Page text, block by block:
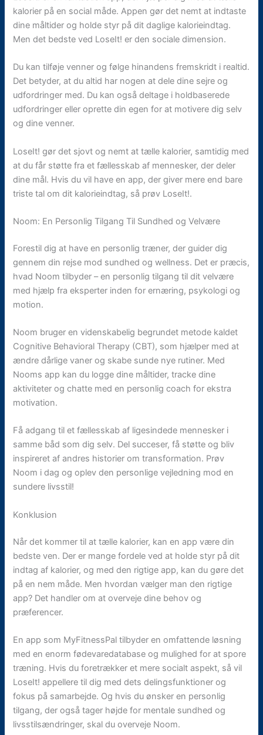
kalorier på en social måde. Appen gør det nemt at indtaste
dine måltider og holde styr på dit daglige kalorieindtag.
Men det bedste ved LoseIt! er den sociale dimension.
Du kan tilføje venner og følge hinandens fremskridt i realtid.
Det betyder, at du altid har nogen at dele dine sejre og
udfordringer med. Du kan også deltage i holdbaserede
udfordringer eller oprette din egen for at motivere dig selv
og dine venner.
LoseIt! gør det sjovt og nemt at tælle kalorier, samtidig med
at du får støtte fra et fællesskab af mennesker, der deler
dine mål. Hvis du vil have en app, der giver mere end bare
triste tal om dit kalorieindtag, så prøv LoseIt!.
Noom: En Personlig Tilgang Til Sundhed og Velvære
Forestil dig at have en personlig træner, der guider dig
gennem din rejse mod sundhed og wellness. Det er præcis,
hvad Noom tilbyder – en personlig tilgang til dit velvære
med hjælp fra eksperter inden for ernæring, psykologi og
motion.
Noom bruger en videnskabelig begrundet metode kaldet
Cognitive Behavioral Therapy (CBT), som hjælper med at
ændre dårlige vaner og skabe sunde nye rutiner. Med
Nooms app kan du logge dine måltider, tracke dine
aktiviteter og chatte med en personlig coach for ekstra
motivation.
Få adgang til et fællesskab af ligesindede mennesker i
samme båd som dig selv. Del succeser, få støtte og bliv
inspireret af andres historier om transformation. Prøv
Noom i dag og oplev den personlige vejledning mod en
sundere livsstil!
Konklusion
Når det kommer til at tælle kalorier, kan en app være din
bedste ven. Der er mange fordele ved at holde styr på dit
indtag af kalorier, og med den rigtige app, kan du gøre det
på en nem måde. Men hvordan vælger man den rigtige
app? Det handler om at overveje dine behov og
præferencer.
En app som MyFitnessPal tilbyder en omfattende løsning
med en enorm fødevaredatabase og mulighed for at spore
træning. Hvis du foretrækker et mere socialt aspekt, så vil
LoseIt! appellere til dig med dets delingsfunktioner og
fokus på samarbejde. Og hvis du ønsker en personlig
tilgang, der også tager højde for mentale sundhed og
livsstilsændringer, skal du overveje Noom.